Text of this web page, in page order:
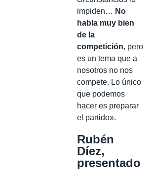
impiden… No
habla muy bien
de la
competición, pero
es un tema que a
nosotros no nos
compete. Lo único
que podemos
hacer es preparar
el partido».
Rubén
Díez,
presentado